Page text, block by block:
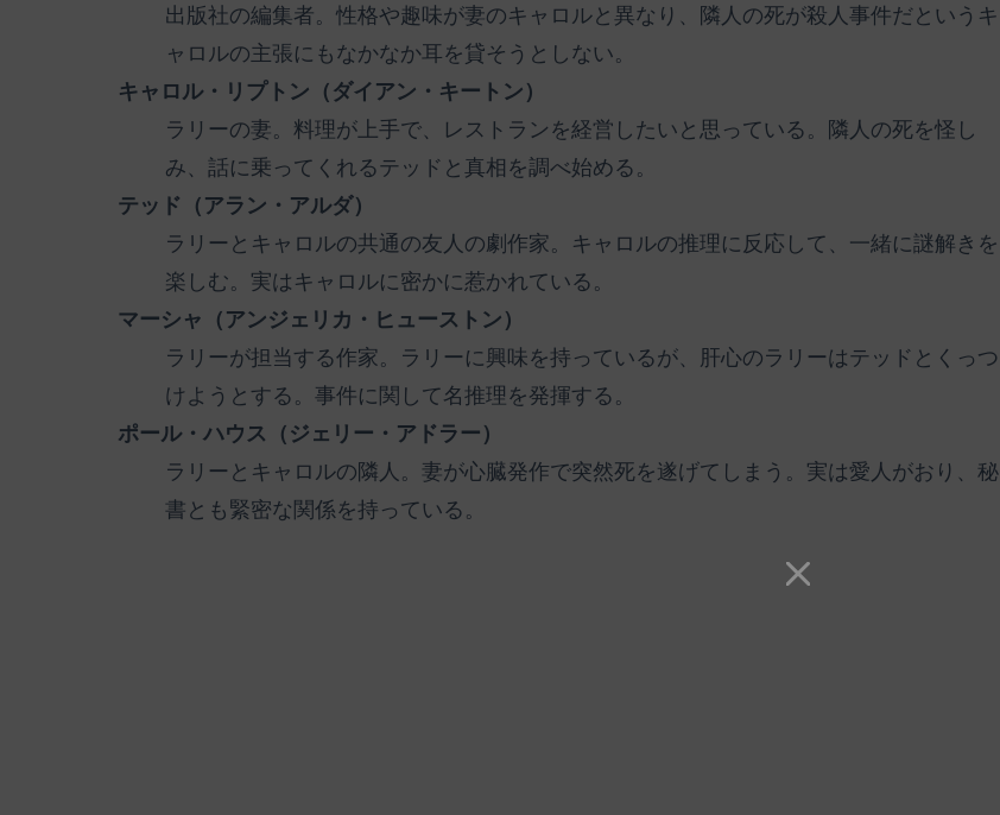
出版社の編集者。性格や趣味が妻のキャロルと異なり、隣人の死が殺人事件だというキ
ャロルの主張にもなかなか耳を貸そうとしない。
キャロル・リプトン（ダイアン・キートン）
ラリーの妻。料理が上手で、レストランを経営したいと思っている。隣人の死を怪し
み、話に乗ってくれるテッドと真相を調べ始める。
テッド（アラン・アルダ）
ラリーとキャロルの共通の友人の劇作家。キャロルの推理に反応して、一緒に謎解きを
楽しむ。実はキャロルに密かに惹かれている。
マーシャ（アンジェリカ・ヒューストン）
ラリーが担当する作家。ラリーに興味を持っているが、肝心のラリーはテッドとくっつ
けようとする。事件に関して名推理を発揮する。
ポール・ハウス（ジェリー・アドラー）
ラリーとキャロルの隣人。妻が心臓発作で突然死を遂げてしまう。実は愛人がおり、秘
書とも緊密な関係を持っている。